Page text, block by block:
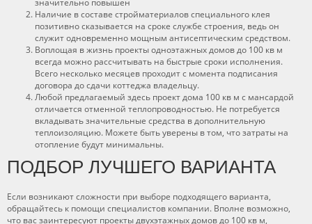
значительно повышен
Наличие в составе стройматериалов специального клея
позитивно сказывается на сроке службе строения, ведь он
служит одновременно мощным антисептическим средством.
Воплощая в жизнь проекты одноэтажных домов до 100 кв м
всегда можно рассчитывать на быстрые сроки исполнения.
Всего несколько месяцев проходит с момента подписания
договора до сдачи коттеджа владельцу.
Любой предлагаемый здесь проект дома 100 кв м с мансардой
отличается отменной теплопроводностью. Не потребуется
вкладывать значительные средства в дополнительную
теплоизоляцию. Можете быть уверены в том, что затраты на
отопление будут минимальны.
ПОДБОР ЛУЧШЕГО ВАРИАНТА
Если возникают сложности при выборе подходящего варианта,
обращайтесь к помощи специалистов компании. Вполне возможно,
что вас заинтересуют проекты двухэтажных домов до 100 кв м,